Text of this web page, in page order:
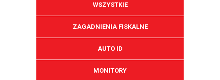
WSZYSTKIE
ZAGADNIENIA FISKALNE
AUTO ID
MONITORY